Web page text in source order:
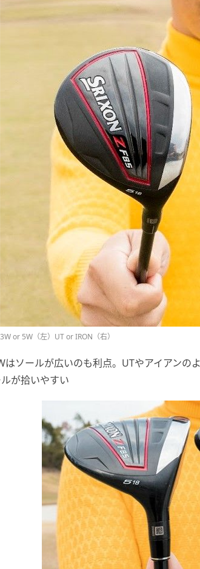
3W or 5W（左）UT or IRON（右）
はソールが広いのも利点。UTやアイアンの
が拾いやすい